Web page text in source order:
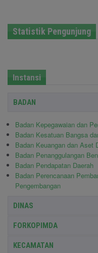
Statistik Pengunjung
Instansi
BADAN
Badan Kepegawaian dan
Badan Kesatuan Bangsa
Badan Keuangan dan Aset
Badan Penanggulangan
Badan Pendapatan Daerah
Badan Perencanaan
Pengembangan
DINAS
FORKOPIMDA
KECAMATAN